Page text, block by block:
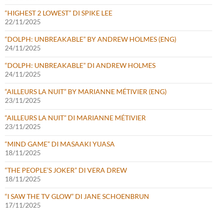
“HIGHEST 2 LOWEST” DI SPIKE LEE
22/11/2025
“DOLPH: UNBREAKABLE” BY ANDREW HOLMES (ENG)
24/11/2025
“DOLPH: UNBREAKABLE” DI ANDREW HOLMES
24/11/2025
“AILLEURS LA NUIT” BY MARIANNE MÉTIVIER (ENG)
23/11/2025
“AILLEURS LA NUIT” DI MARIANNE MÉTIVIER
23/11/2025
“MIND GAME” DI MASAAKI YUASA
18/11/2025
“THE PEOPLE’S JOKER” DI VERA DREW
18/11/2025
“I SAW THE TV GLOW” DI JANE SCHOENBRUN
17/11/2025